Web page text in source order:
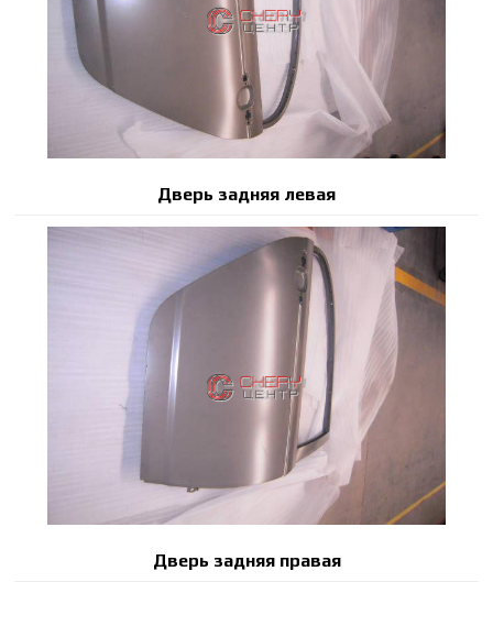
Дверь задняя левая
Дверь задняя правая